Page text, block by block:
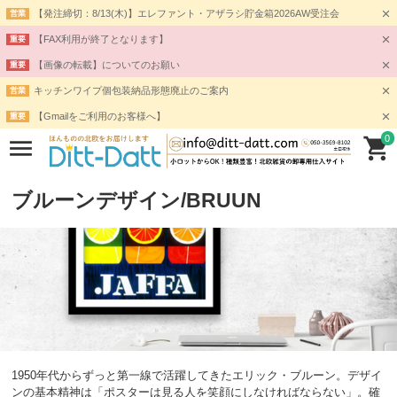
営業 【発注締切：8/13(木)】エレファント・アザラシ貯金箱2026AW受注会
重要 【FAX利用が終了となります】
重要 【画像の転載】についてのお願い
営業 キッチンワイプ個包装納品形態廃止のご案内
重要 【Gmailをご利用のお客様へ】
0
ブルーンデザイン/BRUUN
1950年代からずっと第一線で活躍してきたエリック・ブルーン。デザイ
ンの基本精神は「ポスターは見る人を笑顔にしなければならない」。確